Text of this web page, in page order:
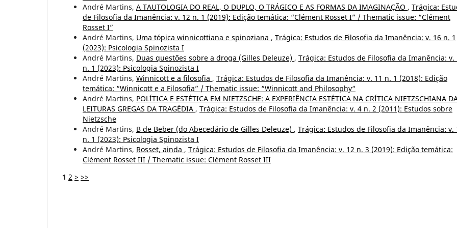
André Martins, A TAUTOLOGIA DO REAL, O DUPLO, O TRÁGICO E AS FORMAS DA IMAGINAÇÃO , Trágica:
de Filosofia da Imanência: v. 12 n. 1 (2019): Edição temática: “Clément Rosset I” / Thematic issue: “Clément
Rosset I”
André Martins, Uma tópica winnicottiana e spinoziana , Trágica: Estudos de Filosofia da Imanência: v. 16 n. 1
(2023): Psicologia Spinozista I
André Martins, Duas questões sobre a droga (Gilles Deleuze) , Trágica: Estudos de Filosofia da Imanência: v.
n. 1 (2023): Psicologia Spinozista I
André Martins, Winnicott e a filosofia , Trágica: Estudos de Filosofia da Imanência: v. 11 n. 1 (2018): Edição
temática: “Winnicott e a Filosofia” / Thematic issue: “Winnicott and Philosophy“
André Martins, POLÍTICA E ESTÉTICA EM NIETZSCHE: A EXPERIÊNCIA ESTÉTICA NA CRÍTICA NIETZSCHIANA
LEITURAS GREGAS DA TRAGÉDIA , Trágica: Estudos de Filosofia da Imanência: v. 4 n. 2 (2011): Estudos sobre
Nietzsche
André Martins, B de Beber (do Abecedário de Gilles Deleuze) , Trágica: Estudos de Filosofia da Imanência: v.
n. 1 (2023): Psicologia Spinozista I
André Martins, Rosset, ainda , Trágica: Estudos de Filosofia da Imanência: v. 12 n. 3 (2019): Edição temática:
Clément Rosset III / Thematic issue: Clément Rosset III
1 2 > >>